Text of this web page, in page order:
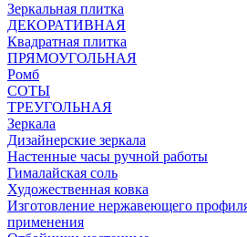
Зеркальная плитка
ДЕКОРАТИВНАЯ
Квадратная плитка
ПРЯМОУГОЛЬНАЯ
Ромб
СОТЫ
ТРЕУГОЛЬНАЯ
Зеркала
Дизайнерские зеркала
Настенные часы ручной работы
Гималайская соль
Художественная ковка
Изготовление нержавеющего
применения